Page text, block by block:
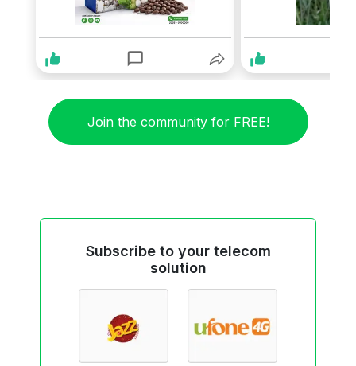
Join the community for FREE!
Subscribe to your telecom
solution